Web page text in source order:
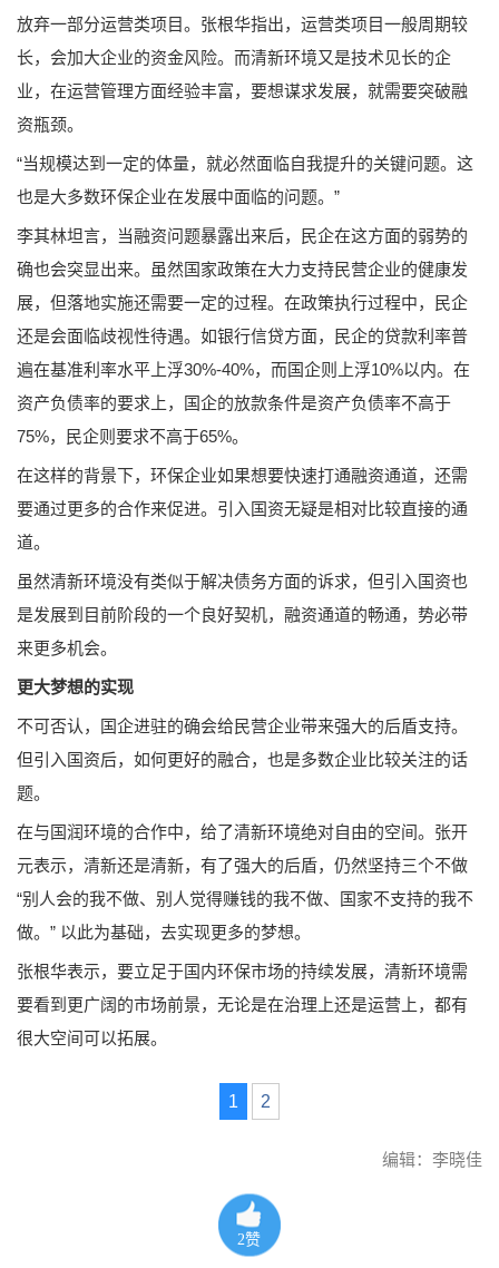
放弃一部分运营类项目。张根华指出，运营类项目一般周期较
长，会加大企业的资金风险。而清新环境又是技术见长的企
业，在运营管理方面经验丰富，要想谋求发展，就需要突破融
资瓶颈。
“当规模达到一定的体量，就必然面临自我提升的关键问题。这
也是大多数环保企业在发展中面临的问题。”
李其林坦言，当融资问题暴露出来后，民企在这方面的弱势的
确也会突显出来。虽然国家政策在大力支持民营企业的健康发
展，但落地实施还需要一定的过程。在政策执行过程中，民企
还是会面临歧视性待遇。如银行信贷方面，民企的贷款利率普
遍在基准利率水平上浮30%-40%，而国企则上浮10%以内。在
资产负债率的要求上，国企的放款条件是资产负债率不高于
75%，民企则要求不高于65%。
在这样的背景下，环保企业如果想要快速打通融资通道，还需
要通过更多的合作来促进。引入国资无疑是相对比较直接的通
道。
虽然清新环境没有类似于解决债务方面的诉求，但引入国资也
是发展到目前阶段的一个良好契机，融资通道的畅通，势必带
来更多机会。
更大梦想的实现
不可否认，国企进驻的确会给民营企业带来强大的后盾支持。
但引入国资后，如何更好的融合，也是多数企业比较关注的话
题。
在与国润环境的合作中，给了清新环境绝对自由的空间。张开
元表示，清新还是清新，有了强大的后盾，仍然坚持三个不做
“别人会的我不做、别人觉得赚钱的我不做、国家不支持的我不
做。” 以此为基础，去实现更多的梦想。
张根华表示，要立足于国内环保市场的持续发展，清新环境需
要看到更广阔的市场前景，无论是在治理上还是运营上，都有
很大空间可以拓展。
1 2
编辑：李晓佳
2赞